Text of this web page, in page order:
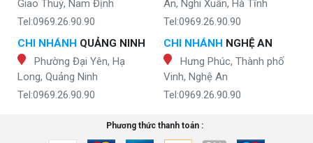
Giao Thuỷ, Nam Định
Tel:0969.26.90.90
CHI NHÁNH QUẢNG NINH
Phường Đại Yên, Hạ
Long, Quảng Ninh
Tel:0969.26.90.90
An, Nghi Xuân, Hà Tĩnh
Tel:0969.26.90.90
CHI NHÁNH NGHỆ AN
Hưng Phúc, Thành phố
Vinh, Nghệ An
Tel:0969.26.90.90
Phương thức thanh toán :